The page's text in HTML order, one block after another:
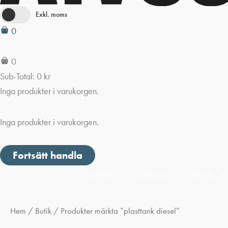
Exkl. moms
0
0
Sub-Total: 0 kr
Inga produkter i varukorgen.
Inga produkter i varukorgen.
Fortsätt handla
Hem / Butik / Produkter märkta ”plasttank diesel”